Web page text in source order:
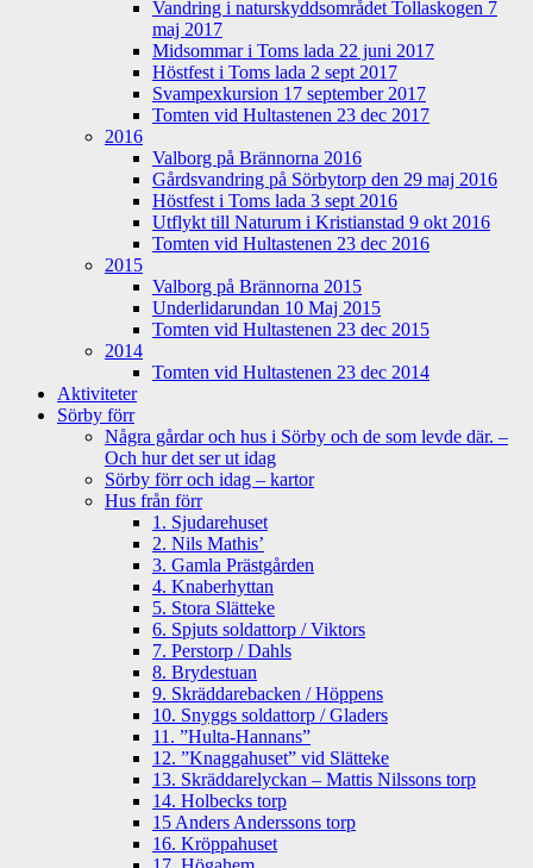
Vandring i naturskyddsområdet Tollaskogen 7
maj 2017
Midsommar i Toms lada 22 juni 2017
Höstfest i Toms lada 2 sept 2017
Svampexkursion 17 september 2017
Tomten vid Hultastenen 23 dec 2017
2016
Valborg på Brännorna 2016
Gårdsvandring på Sörbytorp den 29 maj 2016
Höstfest i Toms lada 3 sept 2016
Utflykt till Naturum i Kristianstad 9 okt 2016
Tomten vid Hultastenen 23 dec 2016
2015
Valborg på Brännorna 2015
Underlidarundan 10 Maj 2015
Tomten vid Hultastenen 23 dec 2015
2014
Tomten vid Hultastenen 23 dec 2014
Aktiviteter
Sörby förr
Några gårdar och hus i Sörby och de som levde där. –
Och hur det ser ut idag
Sörby förr och idag – kartor
Hus från förr
1. Sjudarehuset
2. Nils Mathis’
3. Gamla Prästgården
4. Knaberhyttan
5. Stora Slätteke
6. Spjuts soldattorp / Viktors
7. Perstorp / Dahls
8. Brydestuan
9. Skräddarebacken / Höppens
10. Snyggs soldattorp / Gladers
11. ”Hulta-Hannans”
12. ”Knaggahuset” vid Slätteke
13. Skräddarelyckan – Mattis Nilssons torp
14. Holbecks torp
15 Anders Anderssons torp
16. Kröppahuset